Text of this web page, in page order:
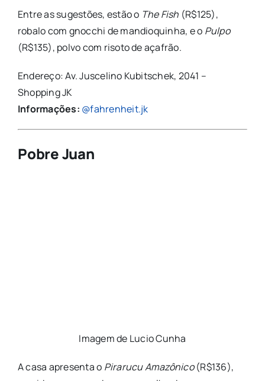
Entre as sugestões, estão o The Fish (R$125),
robalo com gnocchi de mandioquinha, e o Pulpo
(R$135), polvo com risoto de açafrão.
Endereço: Av. Juscelino Kubitschek, 2041 –
Shopping JK
Informações: @fahrenheit.jk
Pobre Juan
Imagem de Lucio Cunha
A casa apresenta o Pirarucu Amazônico(R$136),